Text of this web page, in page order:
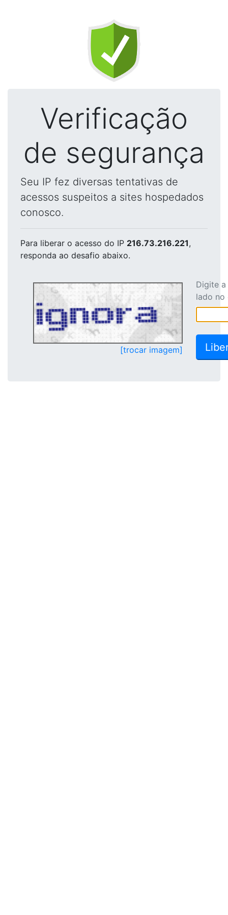
Verificação
de segurança
Seu IP fez diversas tentativas de
acessos suspeitos a sites hospedados
conosco.
Para liberar o acesso do IP 216.73.216.221,
responda ao desafio abaixo.
[trocar imagem]
Digite
lado no